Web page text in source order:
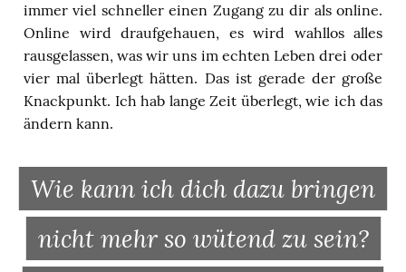
immer viel schneller einen Zugang zu dir als online.
Online wird draufgehauen, es wird wahllos alles
rausgelassen, was wir uns im echten Leben drei oder
vier mal überlegt hätten. Das ist gerade der große
Knackpunkt. Ich hab lange Zeit überlegt, wie ich das
ändern kann.
Wie kann ich dich dazu bringen
nicht mehr so wütend zu sein?